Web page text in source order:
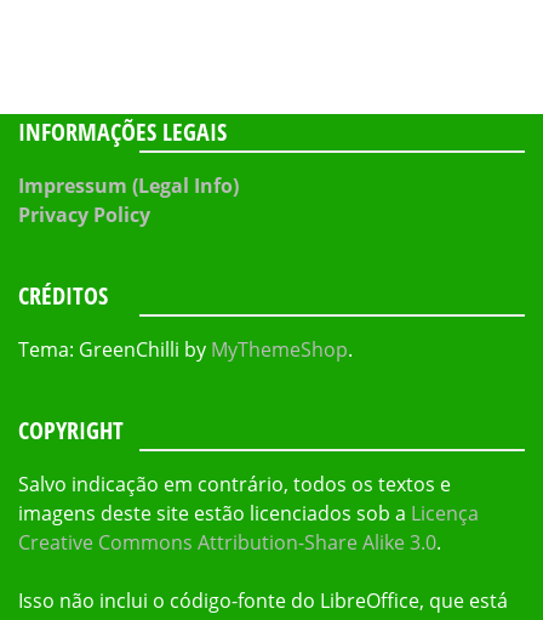
INFORMAÇÕES LEGAIS
Impressum (Legal Info)
Privacy Policy
CRÉDITOS
Tema: GreenChilli by MyThemeShop.
COPYRIGHT
Salvo indicação em contrário, todos os textos e
imagens deste site estão licenciados sob a Licença
Creative Commons Attribution-Share Alike 3.0.
Isso não inclui o código-fonte do LibreOffice, que está